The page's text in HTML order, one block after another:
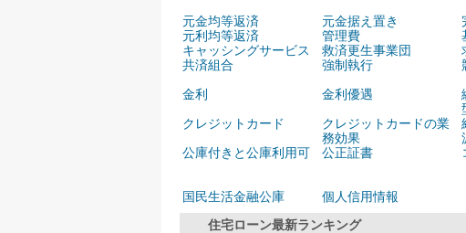
元金均等返済
元金据え置き
元利均等返済
管理費
キャッシングサービス
救済更生事業団
共済組合
強制執行
金利
金利優遇
クレジットカード
クレジットカードの業
務効果
公庫付きと公庫利用可
公正証書
国民生活金融公庫
個人信用情報
住宅ローン最新ランキング